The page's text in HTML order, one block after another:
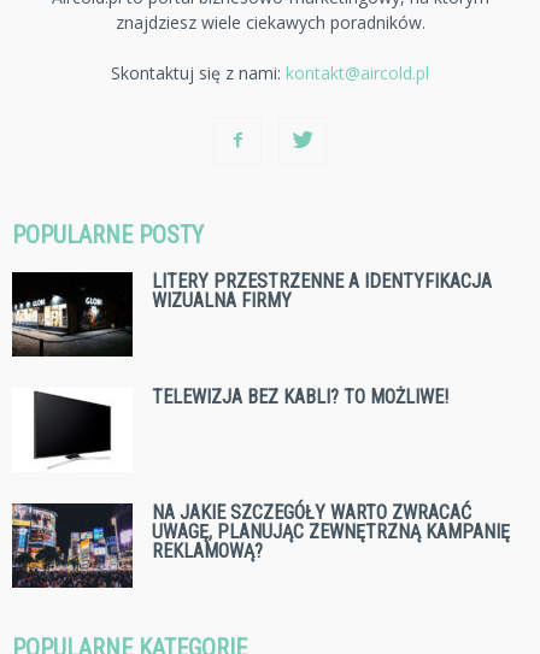
znajdziesz wiele ciekawych poradników.
Skontaktuj się z nami: kontakt@aircold.pl
POPULARNE POSTY
LITERY PRZESTRZENNE A IDENTYFIKACJA
WIZUALNA FIRMY
TELEWIZJA BEZ KABLI? TO MOŻLIWE!
NA JAKIE SZCZEGÓŁY WARTO ZWRACAĆ
UWAGĘ, PLANUJĄC ZEWNĘTRZNĄ KAMPANIĘ
REKLAMOWĄ?
POPULARNE KATEGORIE